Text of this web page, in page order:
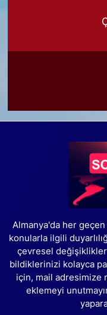
Almanya'da her
konularla ilgili
çevresel
bildiklerinizi kolayca
için, mail adresimize
eklemeyi